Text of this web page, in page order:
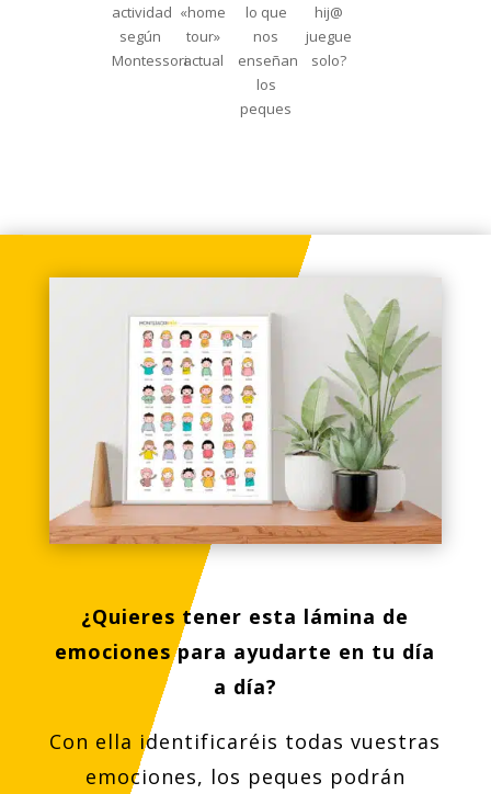
actividad
según
Montessori
«home
tour»
actual
lo que
nos
enseñan
los
peques
hij@
juegue
solo?
¿Quieres tener esta lámina de
emociones para ayudarte en tu día
a día?
Con ella identificaréis todas vuestras
emociones, los peques podrán